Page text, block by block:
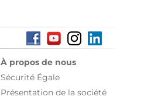
À propos de nous
Sécurité Égale
Présentation de la société